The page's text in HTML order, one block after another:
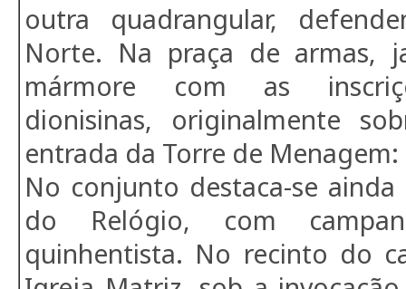
outra quadrangular,
Norte. Na praça de armas,
mármore com as
dionisinas, originalmente
entrada da Torre de Menagem:
No conjunto destaca-se
do Relógio, com
quinhentista. No recinto do